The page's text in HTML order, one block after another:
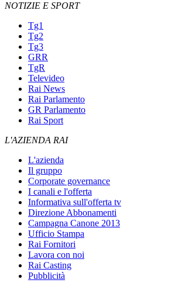
NOTIZIE E SPORT
Tg1
Tg2
Tg3
GRR
TgR
Televideo
Rai News
Rai Parlamento
GR Parlamento
Rai Sport
L'AZIENDA RAI
L'azienda
Il gruppo
Corporate governance
I canali e l'offerta
Informativa sull'offerta tv
Direzione Abbonamenti
Campagna Canone 2013
Ufficio Stampa
Rai Fornitori
Lavora con noi
Rai Casting
Pubblicità